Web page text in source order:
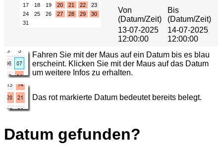
17
18 19 20 21 22
23
24
25 26 27 28 29
30
31
Von
(Datum/Zeit)
Bis
(Datum/Zeit)
13-07-2025
12:00:00
14-07-2025
12:00:00
Fahren Sie mit der Maus auf ein Datum bis es blau
erscheint. Klicken Sie mit der Maus auf das Datum
um weitere Infos zu erhalten.
Das rot markierte Datum bedeutet bereits belegt.
Datum gefunden?